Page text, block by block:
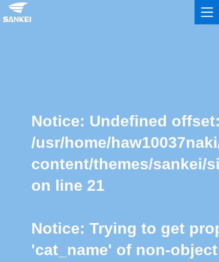
Notice: Undefined
/usr/home/
content/themes/sankei/
on line 21
Notice: Trying to get
'cat_name' of non-